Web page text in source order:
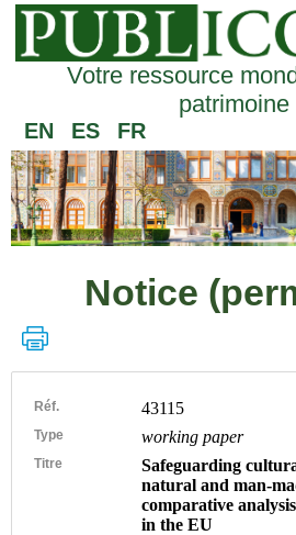
Votre ressource
patrimoine
EN ES FR
Notice
Réf. 43115
Type working paper
Titre
Safeguarding
natural and man-
comparative
in the EU